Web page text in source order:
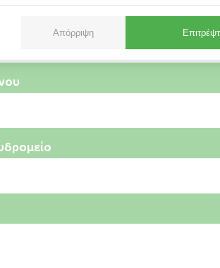
Απόρριψη